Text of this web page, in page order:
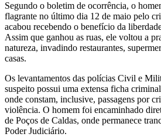
Segundo o boletim de ocorrência, o
flagrante no último dia 12 de maio pelo
acabou recebendo o benefício da
Assim que ganhou as ruas, ele voltou a
natureza, invadindo restaurantes,
casas.
Os levantamentos das polícias Civil e
suspeito possui uma extensa ficha
onde constam, inclusive, passagens por
violência. O homem foi encaminhado
de Poços de Caldas, onde permanece
Poder Judiciário.